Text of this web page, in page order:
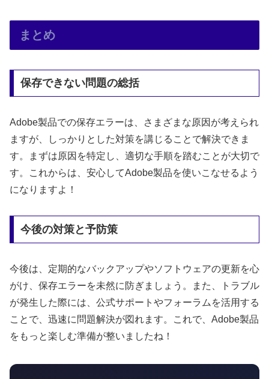
まとめ
保存できない問題の総括
Adobe製品での保存エラーは、さまざまな原因が考えられ
ますが、しっかりとした対策を講じることで解決できま
す。まずは原因を特定し、適切な手順を踏むことが大切で
す。これからは、安心してAdobe製品を使いこなせるよう
になりますよ！
今後の対策と予防策
今後は、定期的なバックアップやソフトウェアの更新を心
がけ、保存エラーを未然に防ぎましょう。また、トラブル
が発生した際には、公式サポートやフォーラムを活用する
ことで、迅速に問題解決が図れます。これで、Adobe製品
をもっと楽しむ準備が整いましたね！